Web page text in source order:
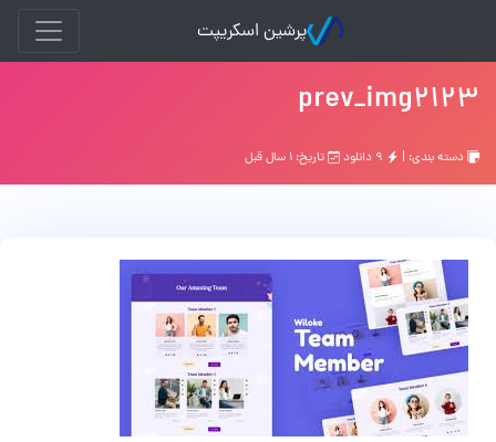
پرشین اسکریپت
prev_img2123
دسته بندی: | تاریخ: ۱ سال قبل